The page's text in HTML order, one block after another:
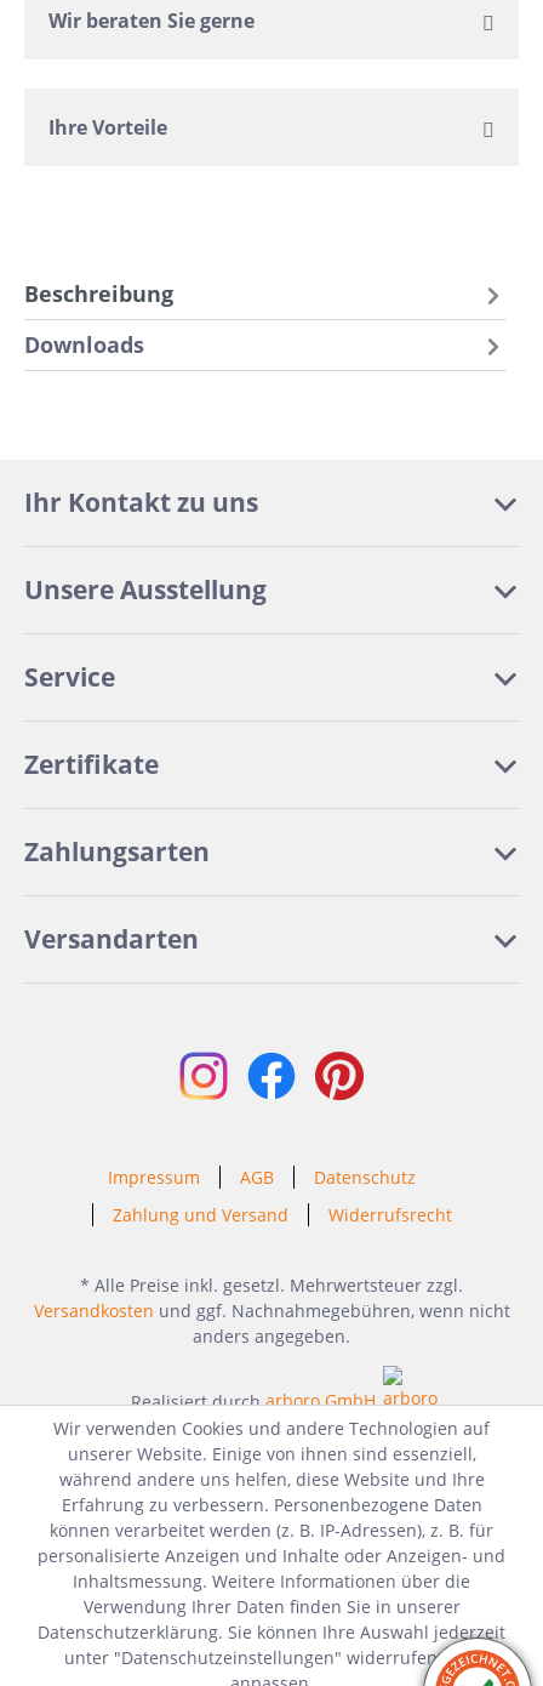
Wir beraten Sie gerne
Ihre Vorteile
Beschreibung
Downloads
Ihr Kontakt zu uns
Unsere Ausstellung
Service
Zertifikate
Zahlungsarten
Versandarten
Impressum AGB
Datenschutz
Zahlung und Versand
Widerrufsrecht
* Alle Preise inkl. gesetzl. Mehrwertsteuer zzgl.
Versandkosten und ggf. Nachnahmegebühren, wenn nicht
anders angegeben.
Realisiert durcharboro GmbH
Wir verwenden Cookies und andere Technologien auf
unserer Website. Einige von ihnen sind essenziell,
während andere uns helfen, diese Website und Ihre
Erfahrung zu verbessern. Personenbezogene Daten
können verarbeitet werden (z. B. IP-Adressen), z. B. für
personalisierte Anzeigen und Inhalte oder Anzeigen- und
Inhaltsmessung. Weitere Informationen über die
Verwendung Ihrer Daten finden Sie in unserer
Datenschutzerklärung. Sie können Ihre Auswahl jederzeit
unter "Datenschutzeinstellungen" widerrufen oder